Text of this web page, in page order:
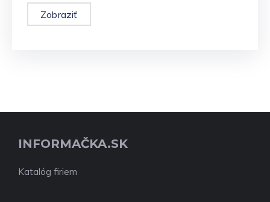
Zobraziť
INFORMAČKA.SK
Katalóg firiem